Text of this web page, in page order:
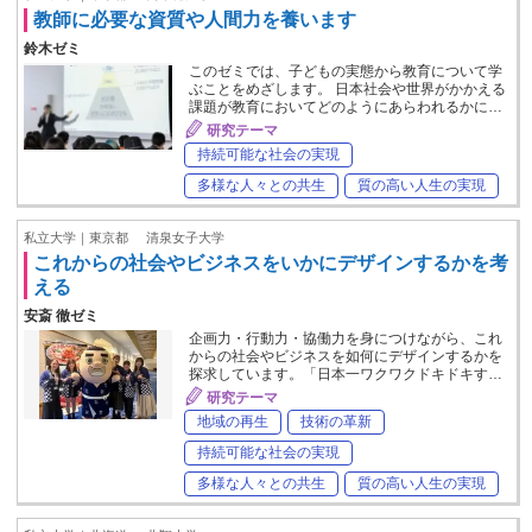
教師に必要な資質や人間力を養います
鈴木ゼミ
このゼミでは、子どもの実態から教育について学
ぶことをめざします。 日本社会や世界がかかえる
課題が教育においてどのようにあらわれるかに…
研究テーマ
持続可能な社会の実現
多様な人々との共生
質の高い人生の実現
私立大学｜東京都 清泉女子大学
これからの社会やビジネスをいかにデザインするかを考
える
安斎 徹ゼミ
企画力・行動力・協働力を身につけながら、これ
からの社会やビジネスを如何にデザインするかを
探求しています。「日本一ワクワクドキドキす…
研究テーマ
地域の再生
技術の革新
持続可能な社会の実現
多様な人々との共生
質の高い人生の実現